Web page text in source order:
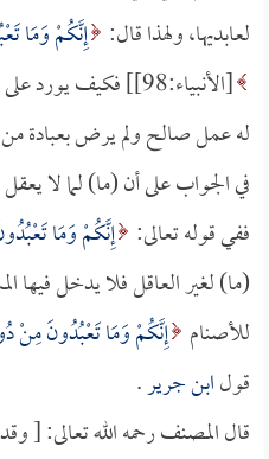
لعابديها، ولهذا قال: إِنَّكُمْ وَمَا
[الأنبياء:98]] فكيف يورد على هذا المسيح و
له عمل صالح ولم يرض بعبادة
في الجواب على أن (ما) لما لا
ففي قوله تعالى: إِنَّكُمْ وَمَا
(ما) لغير العاقل فلا يدخل فيها
للأصنام إِنَّكُمْ وَمَا تَعْبُدُونَ مِنْ
قولابن جرير.
قال المصنف رحمه الله تعالى: [